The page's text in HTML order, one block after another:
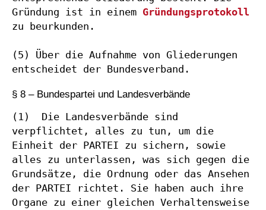
Gründung ist in einem Gründungsprotokoll
zu beurkunden.
(5) Über die Aufnahme von Gliederungen
entscheidet der Bundesverband.
§ 8 – Bundespartei und Landesverbände
(1)  Die Landesverbände sind
verpflichtet, alles zu tun, um die
Einheit der PARTEI zu sichern, sowie
alles zu unterlassen, was sich gegen die
Grundsätze, die Ordnung oder das Ansehen
der PARTEI richtet. Sie haben auch ihre
Organe zu einer gleichen Verhaltensweise